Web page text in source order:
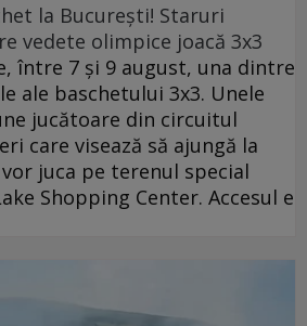
la București! Staruri
vedete olimpice joacă 3x3
între 7 și 9 august, una dintre
ale baschetului 3x3. Unele
jucătoare din circuitul
care visează să ajungă la
juca pe terenul special
Shopping Center. Accesul e